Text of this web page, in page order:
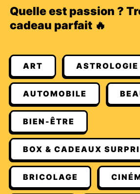
Quelle est passion ?
cadeau parfait 🔥
ART ASTROLOGIE
AUTOMOBILE
BIEN-ÊTRE
BOX & CADEAUX
BRICOLAGE